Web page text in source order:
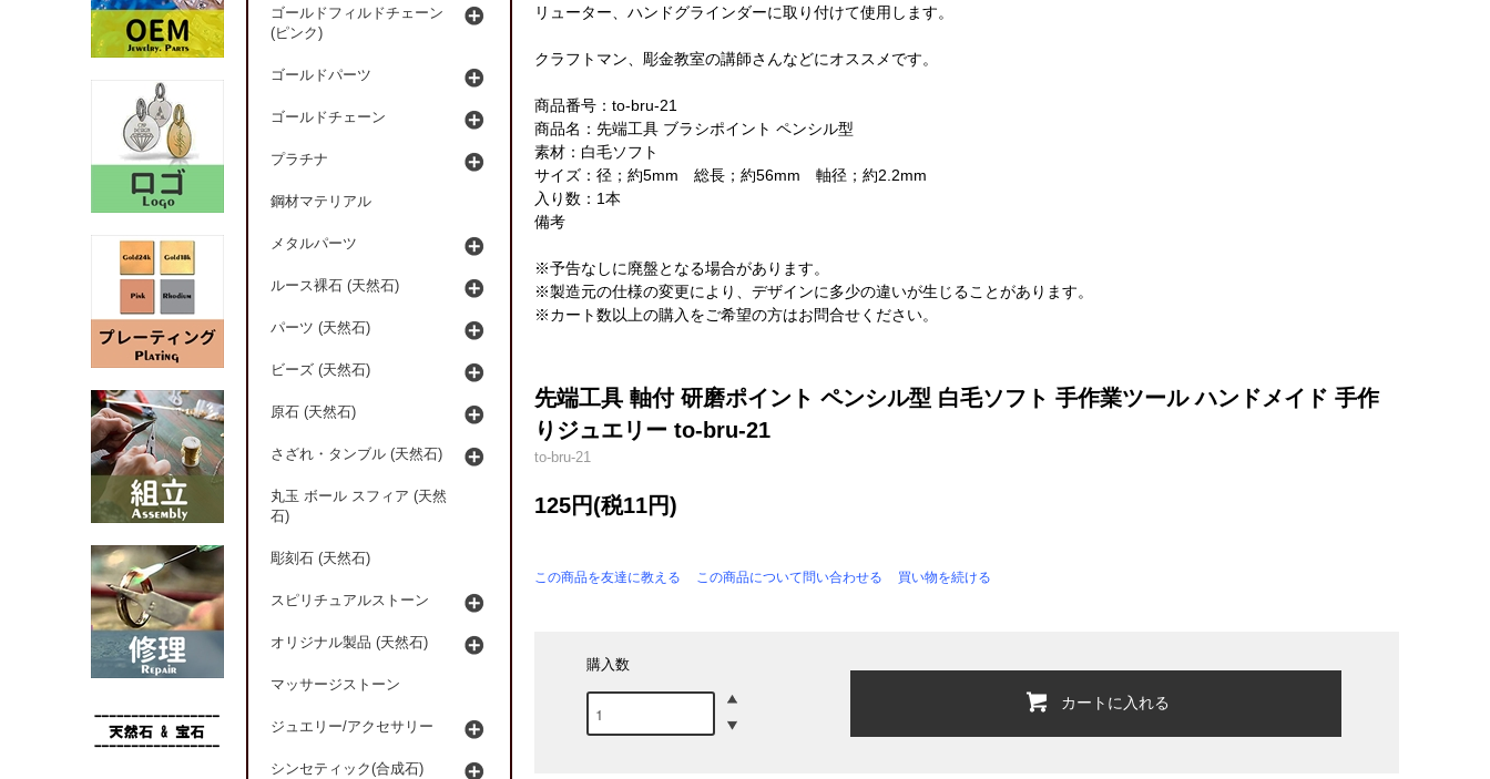
リューター、ハンドグラインダーに取り付けて使用します。
クラフトマン、彫金教室の講師さんなどにオススメです。
商品番号：to-bru-21
商品名：先端工具 ブラシポイント ペンシル型
素材：白毛ソフト
サイズ：径；約5mm 総長；約56mm 軸径；約2.2mm
入り数：1本
備考
※予告なしに廃盤となる場合があります。
※製造元の仕様の変更により、デザインに多少の違いが生じることがあります。
※カート数以上の購入をご希望の方はお問合せください。
先端工具 軸付 研磨ポイント ペンシル型 白毛ソフト 手作業ツール ハンドメイド 手作
りジュエリー to-bru-21
to-bru-21
125円(税11円)
この商品を友達に教える この商品について問い合わせる 買い物を続ける
購入数
カートに入れる
ゴールドフィルドチェーン
(ピンク)
ゴールドパーツ
ゴールドチェーン
プラチナ
鋼材マテリアル
メタルパーツ
ルース裸石 (天然石)
パーツ (天然石)
ビーズ (天然石)
原石 (天然石)
さざれ・タンブル (天然石)
丸玉 ボール スフィア (天然
石)
彫刻石 (天然石)
スピリチュアルストーン
オリジナル製品 (天然石)
マッサージストーン
ジュエリー/アクセサリー
シンセティック(合成石)